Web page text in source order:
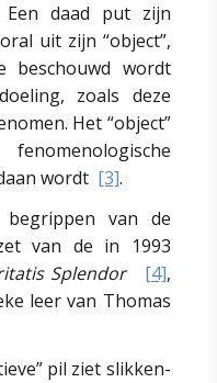
Een daad put zijn
uit zijn “object”,
beschouwd wordt
zoals deze
Het “object”
wordt [3].
begrippen van de
van de in 1993
Splendor [4],
leer van Thomas
pil ziet slikken-